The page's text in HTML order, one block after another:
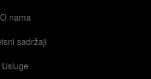
O nama
sadržaji
Usluge